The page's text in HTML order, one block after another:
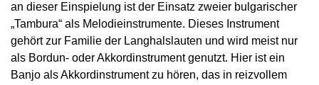
an dieser Einspielung ist der Einsatz zweier bulgarischer
„Tambura“ als Melodieinstrumente. Dieses Instrument
gehört zur Familie der Langhalslauten und wird meist nur
als Bordun- oder Akkordinstrument genutzt. Hier ist ein
Banjo als Akkordinstrument zu hören, das in reizvollem